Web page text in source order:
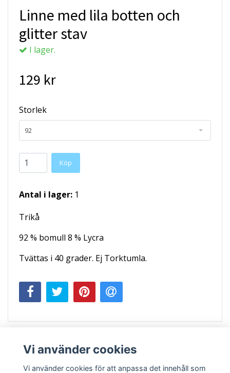
Linne med lila botten och
glitter stav
I lager.
129 kr
Storlek
92
Köp
Antal i lager: 1
Trikå
92 % bomull 8 % Lycra
Tvättas i 40 grader. Ej Torktumla.
Vi använder cookies
Vi använder cookies för att anpassa det innehåll som